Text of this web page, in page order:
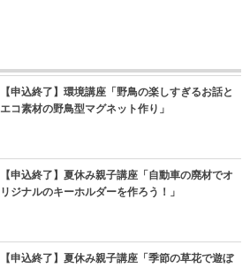
【申込終了】環境講座「野鳥の楽しすぎるお話と
エコ素材の野鳥型マグネット作り」
【申込終了】夏休み親子講座「自動車の廃材でオ
リジナルのキーホルダーを作ろう！」
【申込終了】夏休み親子講座「季節の草花で遊ぼ